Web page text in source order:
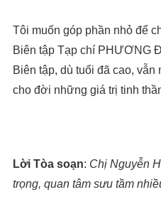
Tôi muốn góp phần nhỏ để
Biên tập Tạp chí PHƯƠNG
Biên tập, dù tuổi đã cao,
cho đời những giá trị tinh
Lời Tòa soạn: Chị Nguyễn
trọng, quan tâm sưu tầm